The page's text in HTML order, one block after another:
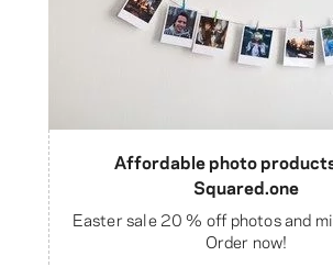
Affordable photo
Squared.one
Easter sale 20 % off photos and
Order now!